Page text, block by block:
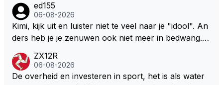
over dan kunnen ze hun eigen uitlaat gassen inade
men maar niet wetende was dat de F1 motor schone
r is dan een normale auto. Dus denk echt niet dat de
ters zullen steunen laat staan om een euro in het cir
cuit Zandvoort te steken
ed155
06-08-2026
Kimi, kijk uit en luister niet te veel naar je "idool". An
ders heb je je zenuwen ook niet meer in bedwang. Zi
Marquez/Jos ? Veel gezelliger
ZX12R
06-08-2026
De overheid en investeren in sport, het is als water